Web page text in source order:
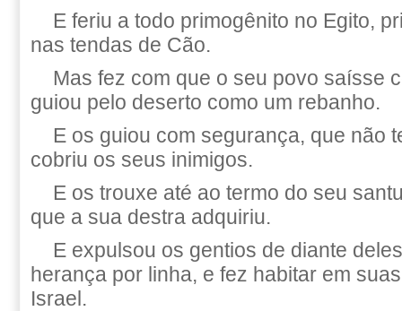
E feriu a todo primogênito no Egito,
nas tendas de Cão.
Mas fez com que o seu povo saísse
guiou pelo deserto como um rebanho.
E os guiou com segurança, que não
cobriu os seus inimigos.
E os trouxe até ao termo do seu
que a sua destra adquiriu.
E expulsou os gentios de diante
herança por linha, e fez habitar em
Israel.